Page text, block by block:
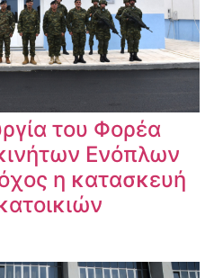
του Φορέα
Ενόπλων
η κατασκευή